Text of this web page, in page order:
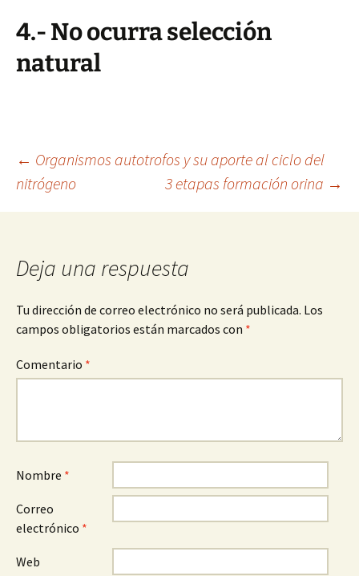
4.- No ocurra selección
natural
Navegación
de
entradas
← Organismos autotrofos y su aporte al ciclo del
nitrógeno
3 etapas formación orina →
Deja una respuesta
Tu dirección de correo electrónico no será publicada. Los
campos obligatorios están marcados con *
Comentario *
Nombre *
Correo
electrónico *
Web